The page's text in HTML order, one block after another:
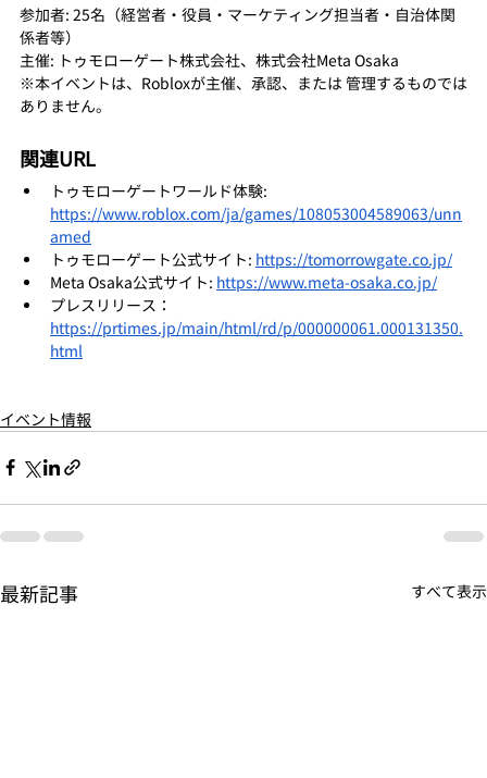
参加者: 25名（経営者・役員・マーケティング担当者・自治体関
係者等）
主催: トゥモローゲート株式会社、株式会社Meta Osaka
※本イベントは、Robloxが主催、承認、または 管理するものでは
ありません。
関連URL
トゥモローゲートワールド体験:
https://www.roblox.com/ja/games/108053004589063/unn
amed
トゥモローゲート公式サイト: https://tomorrowgate.co.jp/
Meta Osaka公式サイト: https://www.meta-osaka.co.jp/
プレスリリース：
https://prtimes.jp/main/html/rd/p/000000061.000131350.
html
イベント情報
最新記事 すべて表示